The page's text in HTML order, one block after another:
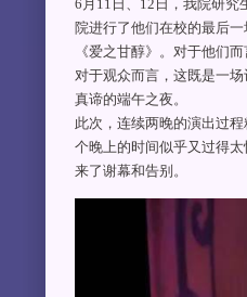
6月11日、12日，我院研究
院进行了他们在校的最后
《爱之甘醇》。对于他们
对于观众而言，这既是一
真谛的端午之夜。
此次，连续两晚的演出过
个晚上的时间似乎又过得
来了谢幕和告别。